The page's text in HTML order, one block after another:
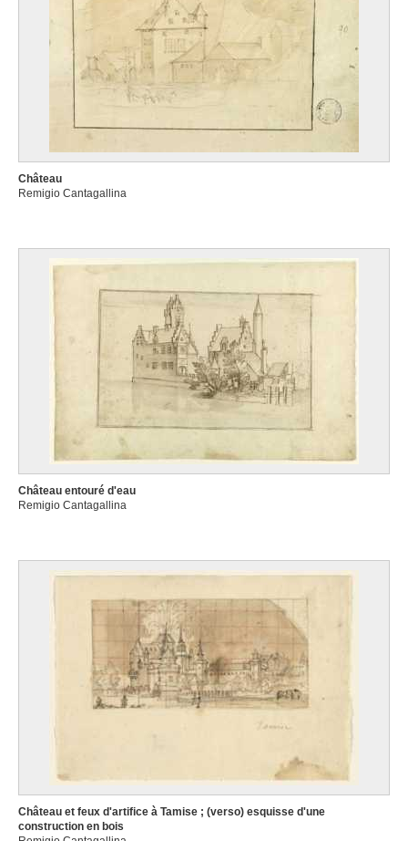
Château
Remigio Cantagallina
Château entouré d'eau
Remigio Cantagallina
Château et feux d'artifice à Tamise ; (verso) esquisse d'une
construction en bois